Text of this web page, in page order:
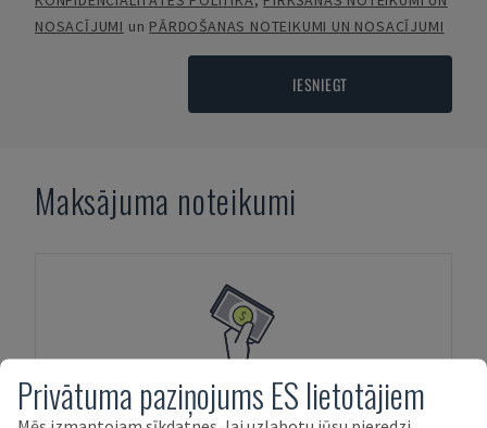
NOSACĪJUMI un PĀRDOŠANAS NOTEIKUMI UN NOSACĪJUMI
IESNIEGT
Maksājuma noteikumi
AVANSA MAKSĀJUMI
Privātuma paziņojums ES lietotājiem